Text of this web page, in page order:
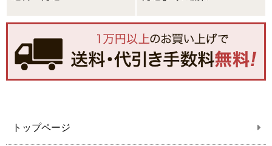
トップページ